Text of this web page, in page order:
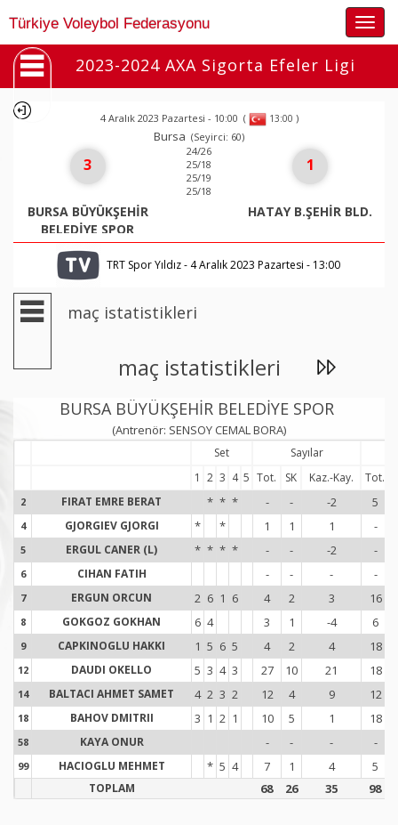
Türkiye Voleybol Federasyonu
2023-2024 AXA Sigorta Efeler Ligi
4 Aralık 2023 Pazartesi - 10:00 ( 13:00 )
Bursa (Seyirci: 60)
3
BURSA BÜYÜKŞEHİR
BELEDİYE SPOR
24/26
25/18
25/19
25/18
1
HATAY B.ŞEHİR BLD.
TRT Spor Yıldız - 4 Aralık 2023 Pazartesi - 13:00
maç istatistikleri
maç istatistikleri
BURSA BÜYÜKŞEHİR BELEDİYE SPOR
(Antrenör: SENSOY CEMAL BORA)
Set Sayılar
1 2 3 4 5 Tot. SK Kaz.-Kay. Tot.
2 FIRAT EMRE BERAT * * * - - -2 5
4 GJORGIEV GJORGI * * 1 1 1 -
5 ERGUL CANER (L) * * * * - - -2 -
6 CIHAN FATIH - - - -
7 ERGUN ORCUN 2 6 1 6 4 2 3 16
8 GOKGOZ GOKHAN 6 4 3 1 -4 6
9 CAPKINOGLU HAKKI 1 5 6 5 4 2 4 18
12 DAUDI OKELLO 5 3 4 3 27 10 21 18
14 BALTACI AHMET SAMET 4 2 3 2 12 4 9 12
18 BAHOV DMITRII 3 1 2 1 10 5 1 18
58 KAYA ONUR - - - -
99 HACIOGLU MEHMET * 5 4 7 1 4 5
TOPLAM 68 26 35 98